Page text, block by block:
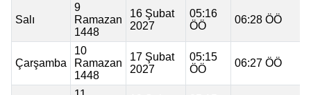
Salı
9
Ramazan
1448
16 Şubat
2027
05:16
ÖÖ
06:28 ÖÖ
Çarşamba
10
Ramazan
1448
17 Şubat
2027
05:15
ÖÖ
06:27 ÖÖ